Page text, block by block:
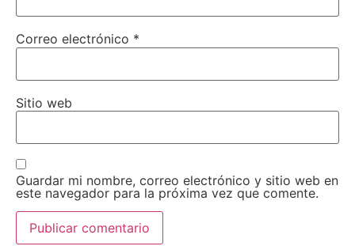
Correo electrónico *
Sitio web
Guardar mi nombre, correo electrónico y sitio web en
este navegador para la próxima vez que comente.